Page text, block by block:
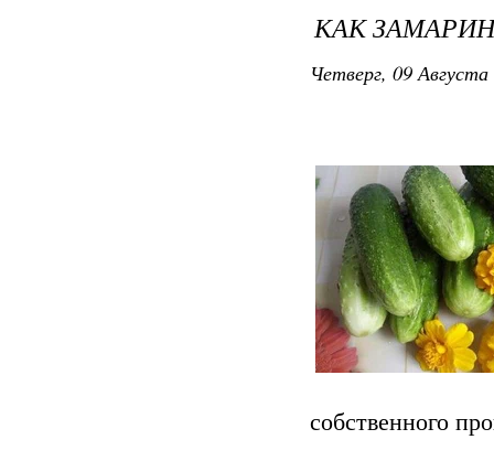
КАК
Четверг, 09
собственного